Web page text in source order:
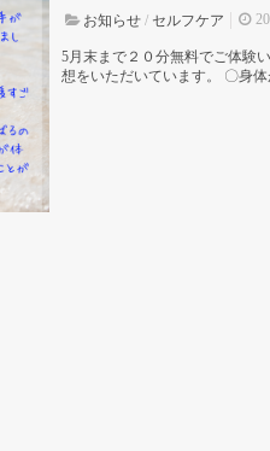
お知らせ/ セルフケア
5月末まで２０分無料でご体験
想をいただいています。 〇身